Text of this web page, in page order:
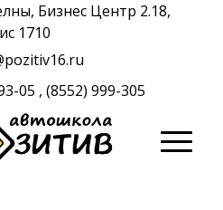
Бизнес Центр 2.18,
1710
05 ,(8552) 999-305